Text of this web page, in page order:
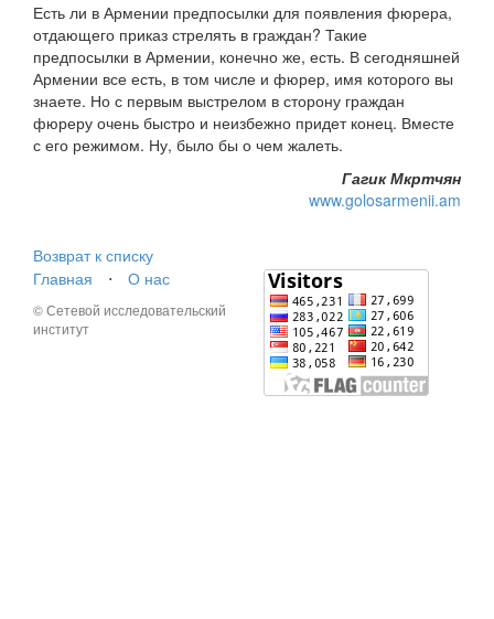
Есть ли в Армении предпосылки для появления фюрера,
отдающего приказ стрелять в граждан? Такие
предпосылки в Армении, конечно же, есть. В сегодняшней
Армении все есть, в том числе и фюрер, имя которого вы
знаете. Но с первым выстрелом в сторону граждан
фюреру очень быстро и неизбежно придет конец. Вместе
с его режимом. Ну, было бы о чем жалеть.
Гагик Мкртчян
www.golosarmenii.am
Возврат к списку
Главная
⋅ О нас
© Сетевой исследовательский
институт